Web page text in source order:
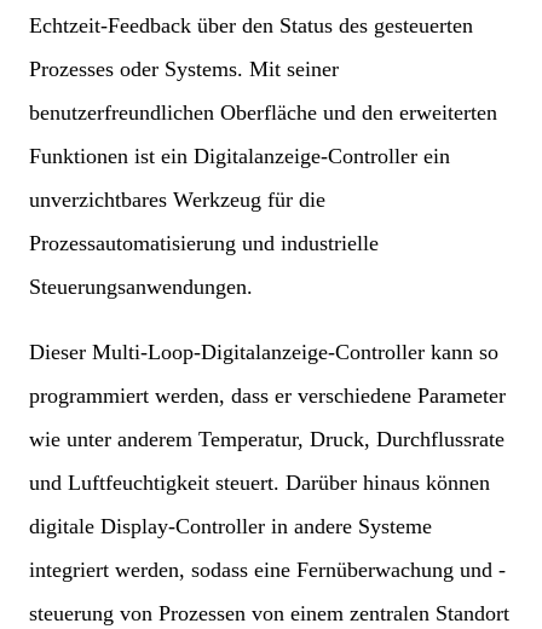
Echtzeit-Feedback über den Status des gesteuerten
Prozesses oder Systems. Mit seiner
benutzerfreundlichen Oberfläche und den erweiterten
Funktionen ist ein Digitalanzeige-Controller ein
unverzichtbares Werkzeug für die
Prozessautomatisierung und industrielle
Steuerungsanwendungen.
Dieser Multi-Loop-Digitalanzeige-Controller kann so
programmiert werden, dass er verschiedene Parameter
wie unter anderem Temperatur, Druck, Durchflussrate
und Luftfeuchtigkeit steuert. Darüber hinaus können
digitale Display-Controller in andere Systeme
integriert werden, sodass eine Fernüberwachung und -
steuerung von Prozessen von einem zentralen Standort